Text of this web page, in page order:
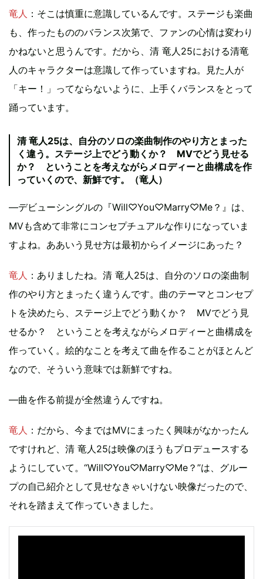
竜人 ：そこは慎重に意識しているんです。ステージも楽曲
も、作ったもののバランス次第で、ファンの心情は変わり
かねないと思うんです。だから、清 竜人25における清竜
人のキャラクターは意識して作っていますね。見た人が
「キー！」ってならないように、上手くバランスをとって
踊っています。
清 竜人25は、自分のソロの楽曲制作のやり方とまった
く違う。ステージ上でどう動くか？ MVでどう見せる
か？ ということを考えながらメロディーと曲構成を作
っていくので、新鮮です。（竜人）
―デビューシングルの『Will♡You♡Marry♡Me？』は、
MVも含めて非常にコンセプチュアルな作りになっていま
すよね。ああいう見せ方は最初からイメージにあった？
竜人 ：ありましたね。清 竜人25は、自分のソロの楽曲制
作のやり方とまったく違うんです。曲のテーマとコンセプ
トを決めたら、ステージ上でどう動くか？ MVでどう見
せるか？ ということを考えながらメロディーと曲構成を
作っていく。絵的なことを考えて曲を作ることがほとんど
なので、そういう意味では新鮮ですね。
―曲を作る前提が全然違うんですね。
竜人 ：だから、今まではMVにまったく興味がなかったん
ですけれど、清 竜人25は映像のほうもプロデュースする
ようにしていて。“Will♡You♡Marry♡Me？”は、グルー
プの自己紹介として見せなきゃいけない映像だったので、
それを踏まえて作っていきました。